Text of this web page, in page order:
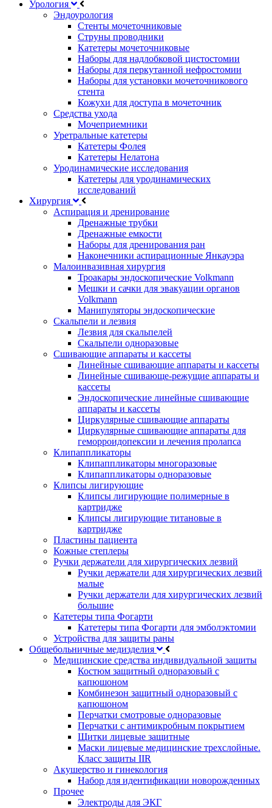
Урология
Эндоурология
Стенты мочеточниковые
Струны проводники
Катетеры мочеточниковые
Наборы для надлобковой цистостомии
Наборы для перкутанной нефростомии
Наборы для установки мочеточникового
стента
Кожухи для доступа в мочеточник
Средства ухода
Мочеприемники
Уретральные катетеры
Катетеры Фолея
Катетеры Нелатона
Уродинамические исследования
Катетеры для уродинамических
исследований
Хирургия
Аспирация и дренирование
Дренажные трубки
Дренажные емкости
Наборы для дренирования ран
Наконечники аспирационные Янкауэра
Малоинвазивная хирургия
Троакары эндоскопические Volkmann
Мешки и сачки для эвакуации органов
Volkmann
Манипуляторы эндоскопические
Скальпели и лезвия
Лезвия для скальпелей
Скальпели одноразовые
Сшивающие аппараты и кассеты
Линейные сшивающие аппараты и кассеты
Линейные сшивающе-режущие аппараты и
кассеты
Эндоскопические линейные сшивающие
аппараты и кассеты
Циркулярные сшивающие аппараты
Циркулярные сшивающие аппараты для
геморроидопексии и лечения пролапса
Клипаппликаторы
Клипаппликаторы многоразовые
Клипаппликаторы одноразовые
Клипсы лигирующие
Клипсы лигирующие полимерные в
картридже
Клипсы лигирующие титановые в
картридже
Пластины пациента
Кожные степлеры
Ручки держатели для хирургических лезвий
Ручки держатели для хирургических лезвий
малые
Ручки держатели для хирургических лезвий
большие
Катетеры типа Фогарти
Катетеры типа Фогарти для эмболэктомии
Устройства для защиты раны
Общебольничные медизделия
Медицинские средства индивидуальной защиты
Костюм защитный одноразовый с
капюшоном
Комбинезон защитный одноразовый с
капюшоном
Перчатки смотровые одноразовые
Перчатки с антимикробным покрытием
Щитки лицевые защитные
Маски лицевые медицинские трехслойные.
Класс защиты IIR
Акушерство и гинекология
Набор для идентификации новорожденных
Прочее
Электроды для ЭКГ